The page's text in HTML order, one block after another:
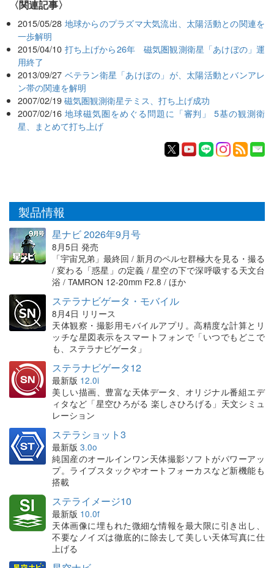
関連記事
2015/05/28 地球からのプラズマ大気流出、太陽活動との関連を
一歩解明
2015/04/10 打ち上げから26年 磁気圏観測衛星「あけぼの」運
用終了
2013/09/27 ベテラン衛星「あけぼの」が、太陽活動とバンアレ
ン帯の関連を解明
2007/02/19 磁気圏観測衛星テミス、打ち上げ成功
2007/02/16 地球磁気圏をめぐる問題に「審判」 5基の観測衛
星、まとめて打ち上げ
製品情報
星ナビ 2026年9月号
8月5日 発売
「宇宙兄弟」最終回 / 新月のペルセ群極大を見る・撮る
/ 変わる「惑星」の定義 / 星空の下で深呼吸する天文台
浴 / TAMRON 12-20mm F2.8 / ほか
ステラナビゲータ・モバイル
8月4日 リリース
天体観察・撮影用モバイルアプリ。高精度な計算とリ
ッチな星図表示をスマートフォンで「いつでもどこで
も、ステラナビゲータ」
ステラナビゲータ12
最新版 12.0i
美しい描画、豊富な天体データ、オリジナル番組エデ
ィタなど「星空ひろがる 楽しさひろげる」天文シミュ
レーション
ステラショット3
最新版 3.0o
純国産のオールインワン天体撮影ソフトがパワーアッ
プ。ライブスタックやオートフォーカスなど新機能も
搭載
ステライメージ10
最新版 10.0f
天体画像に埋もれた微細な情報を最大限に引き出し、
不要なノイズは徹底的に除去して美しい天体写真に仕
上げる